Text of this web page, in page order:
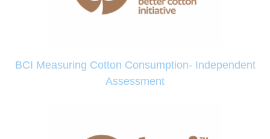
BCI Measuring Cotton Consumption- Independent
Assessment